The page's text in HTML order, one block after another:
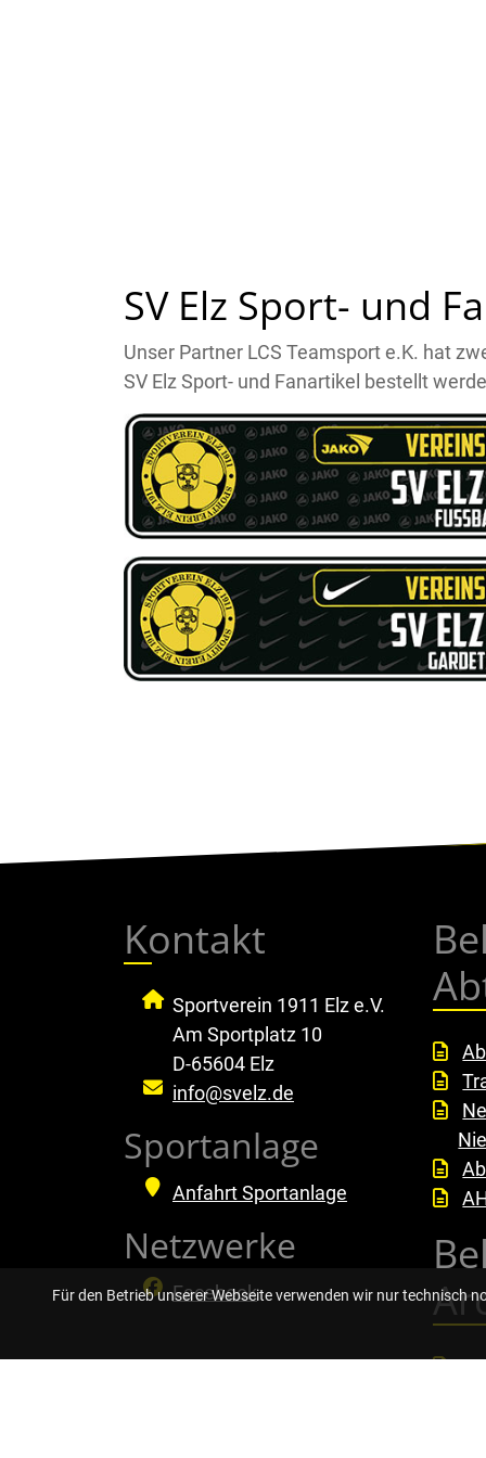
Für den Betrieb unserer Webseite verwenden wir nur technisch
SV Elz Sport- und
Unser Partner LCS Teamsport e.K. hat
SV Elz Sport- und Fanartikel bestellt
Kontakt
Sportverein 1911 Elz e.V.
Am Sportplatz 10
D-65604 Elz
info@svelz.de
Sportanlage
Anfahrt Sportanlage
Netzwerke
Facebook